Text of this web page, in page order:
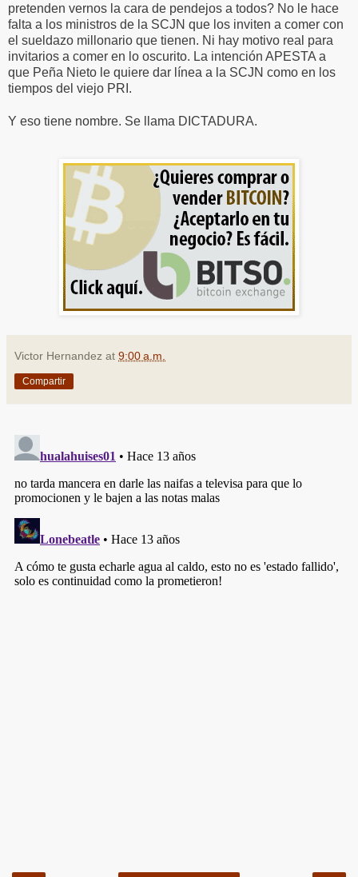
pretenden vernos la cara de pendejos a todos? No le hace
falta a los ministros de la SCJN que los inviten a comer con
el sueldazo millonario que tienen. Ni hay motivo real para
invitarios a comer en lo oscurito. La intención APESTA a
que Peña Nieto le quiere dar línea a la SCJN como en los
tiempos del viejo PRI.
Y eso tiene nombre. Se llama DICTADURA.
Victor Hernandez at 9:00 a.m.
Compartir